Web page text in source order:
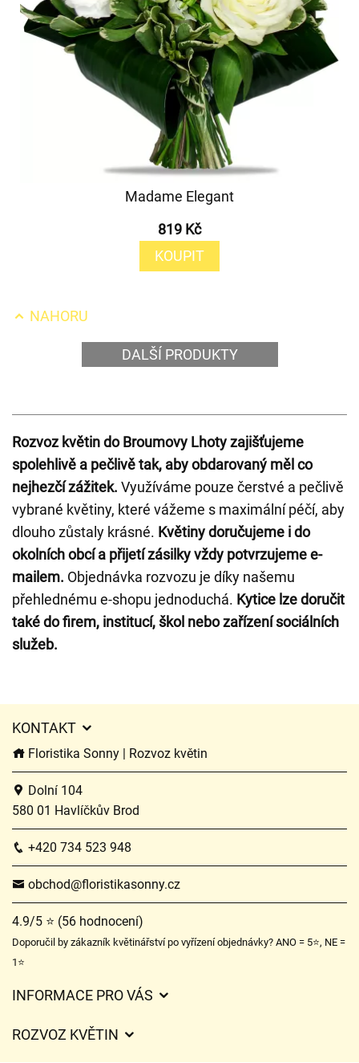
Madame Elegant
819 Kč
KOUPIT
NAHORU
DALŠÍ PRODUKTY
Rozvoz květin do Broumovy Lhoty zajišťujeme
spolehlivě a pečlivě tak, aby obdarovaný měl co
nejhezčí zážitek. Využíváme pouze čerstvé a pečlivě
vybrané květiny, které vážeme s maximální péčí, aby
dlouho zůstaly krásné. Květiny doručujeme i do
okolních obcí a přijetí zásilky vždy potvrzujeme e-
mailem. Objednávka rozvozu je díky našemu
přehlednému e-shopu jednoduchá. Kytice lze doručit
také do firem, institucí, škol nebo zařízení sociálních
služeb.
KONTAKT
Floristika Sonny | Rozvoz květin
Dolní 104
580 01 Havlíčkův Brod
+420 734 523 948
obchod@floristikasonny.cz
4.9/5 ⭐ (56 hodnocení)
Doporučil by zákazník květinářství po vyřízení objednávky? ANO = 5⭐, NE =
1⭐
INFORMACE PRO VÁS
ROZVOZ KVĚTIN